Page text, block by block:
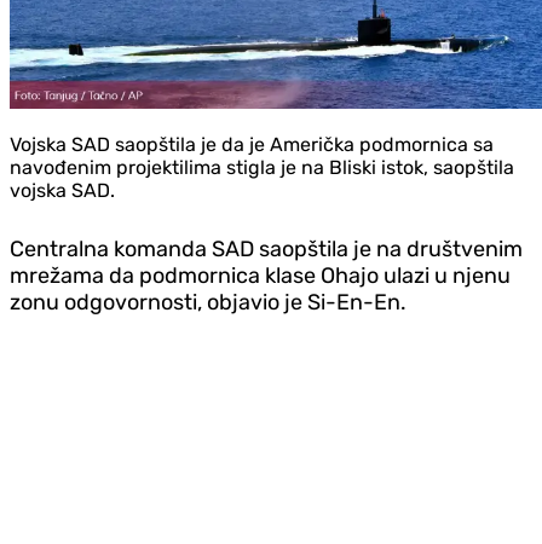
Vojska SAD saopštila je da je Američka podmornica sa
navođenim projektilima stigla je na Bliski istok, saopštila
vojska SAD.
Centralna komanda SAD saopštila je na društvenim
mrežama da podmornica klase Ohajo ulazi u njenu
zonu odgovornosti, objavio je Si-En-En.